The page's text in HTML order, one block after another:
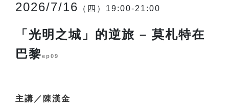
2026/7/16 （四）19:00-21:00
「光明之城」的逆旅 – 莫札特在
巴黎ep09
主講／陳漢金